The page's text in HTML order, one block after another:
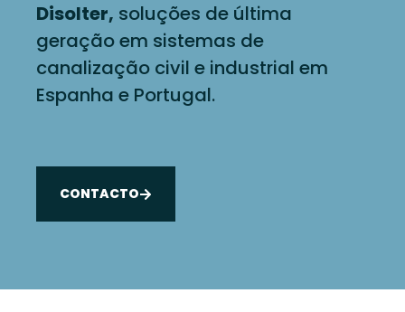
Disolter, soluções de última
geração em sistemas de
canalização civil e industrial em
Espanha e Portugal.
CONTACTO